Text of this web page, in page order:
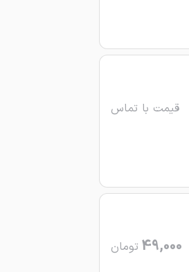
قیمت با تماس
49,000 تومان